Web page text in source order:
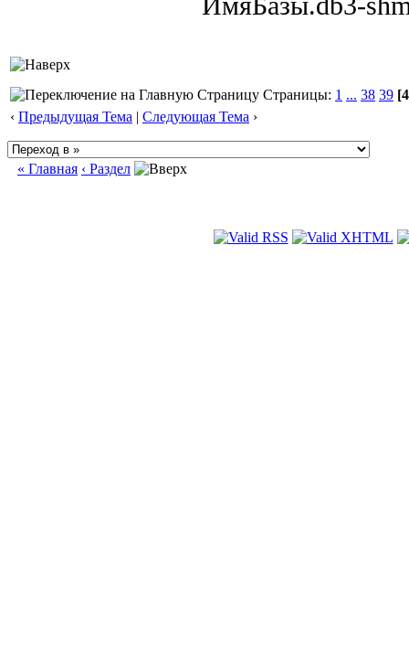
Страницы: 1 ... 38 39
‹ Предыдущая Тема | Следующая Тема ›
« Главная ‹ Раздел